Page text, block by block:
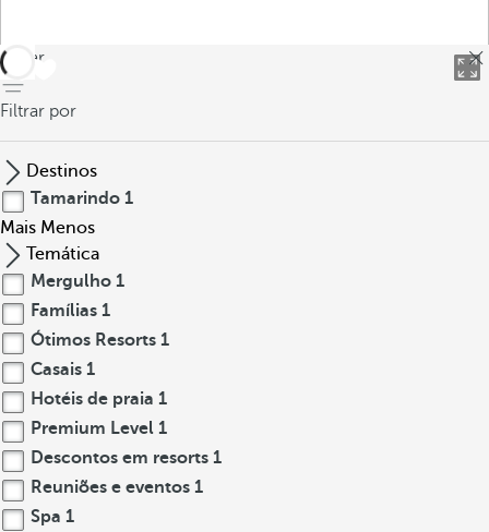
voltar
Filtrar por
Destinos
Tamarindo 1
Mais Menos
Temática
Mergulho 1
Famílias 1
Ótimos Resorts 1
Casais 1
Hotéis de praia 1
Premium Level 1
Descontos em resorts 1
Reuniões e eventos 1
Spa 1